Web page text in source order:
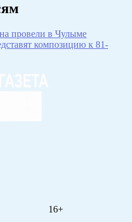
провели в Чулыме
композицию к 81-
16+